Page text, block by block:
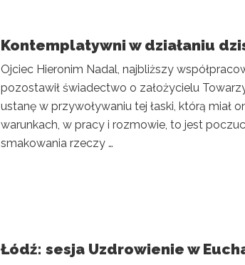
Kontemplatywni w działaniu
Ojciec Hieronim Nadal, najbliższy
pozostawił świadectwo o założycielu
ustanę w przywoływaniu tej łaski, którą miał
warunkach, w pracy i rozmowie, to jest
smakowania rzeczy …
Łódź: sesja Uzdrowienie w